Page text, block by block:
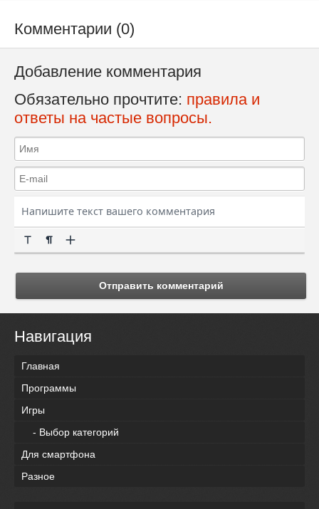
Комментарии (0)
Добавление комментария
Обязательно прочтите: правила и
ответы на частые вопросы.
Отправить комментарий
Навигация
Главная
Программы
Игры
- Выбор категорий
Для смартфона
Разное